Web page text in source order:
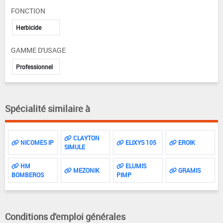
FONCTION
Herbicide
GAMME D'USAGE
Professionnel
Spécialité similaire à
NICOMES IP
CLAYTON
SIMULE
ELIXYS 105 EROIK
HM
BOMBEROS
MEZONIK
ELUMIS
PIMP
GRAMIS
Conditions d'emploi générales